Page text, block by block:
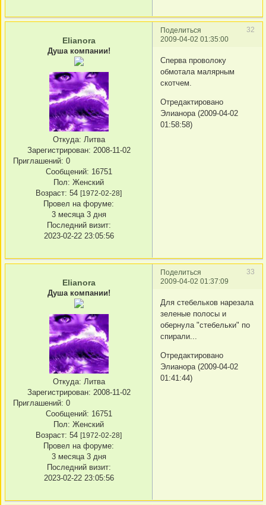
Поделиться
32
2009-04-02 01:35:00
Elianora
Душа компании!
Откуда: Литва
Зарегистрирован: 2008-11-02
Приглашений: 0
Сообщений: 16751
Пол: Женский
Возраст: 54 [1972-02-28]
Провел на форуме:
3 месяца 3 дня
Последний визит:
2023-02-22 23:05:56
Сперва проволоку
обмотала малярным
скотчем.
Отредактировано
Элианора (2009-04-02
01:58:58)
Поделиться
33
2009-04-02 01:37:09
Elianora
Душа компании!
Откуда: Литва
Зарегистрирован: 2008-11-02
Приглашений: 0
Сообщений: 16751
Пол: Женский
Возраст: 54 [1972-02-28]
Провел на форуме:
3 месяца 3 дня
Последний визит:
2023-02-22 23:05:56
Для стебельков нарезала
зеленые полосы и
обернула "стебельки" по
спирали...
Отредактировано
Элианора (2009-04-02
01:41:44)